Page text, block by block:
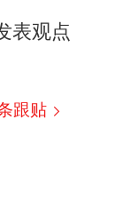
表观点
跟贴